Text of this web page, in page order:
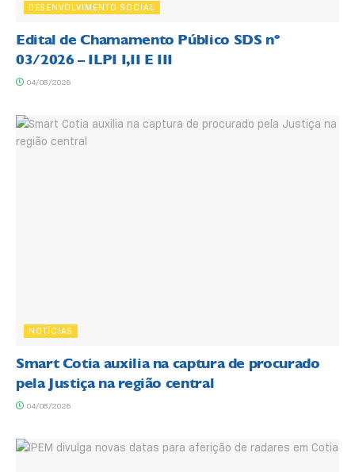
DESENVOLVIMENTO SOCIAL
Edital de Chamamento Público SDS nº
03/2026 – ILPI I,II E III
04/08/2026
NOTÍCIAS
Smart Cotia auxilia na captura de procurado
pela Justiça na região central
04/08/2026